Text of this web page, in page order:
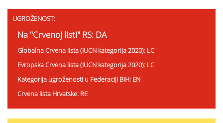
UGROŽENOST:
Na "Crvenoj listi" RS: DA
Globalna Crvena lista (IUCN kategorija 2020): LC
Evropska Crvena lista (IUCN kategorija 2020): LC
Kategorija ugroženosti u Federaciji BiH: EN
Crvena lista Hrvatske: RE